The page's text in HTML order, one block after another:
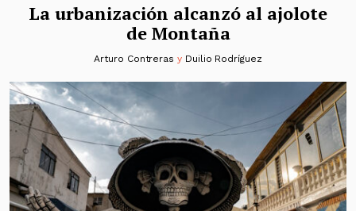
La urbanización alcanzó al ajolote
de Montaña
Arturo Contreras y Duilio Rodríguez